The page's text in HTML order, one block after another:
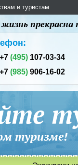
и туристам
+7(495) 107-03-34
+7(985) 906-16-02